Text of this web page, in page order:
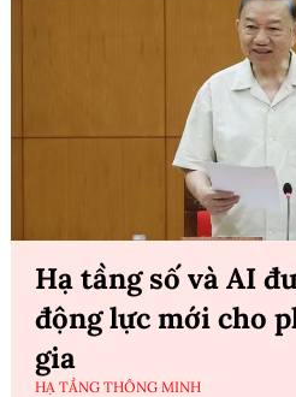
Hạ tầng số và AI
động lực mới cho
gia
HẠ TẦNG THÔNG MINH